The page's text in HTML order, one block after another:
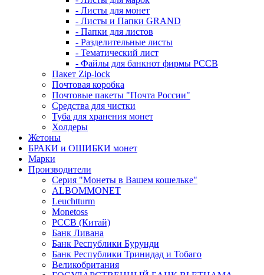
- Листы для монет
- Листы и Папки GRAND
- Папки для листов
- Разделительные листы
- Тематический лист
- Файлы для банкнот фирмы PCCB
Пакет Zip-lock
Почтовая коробка
Почтовые пакеты "Почта России"
Средства для чистки
Туба для хранения монет
Холдеры
Жетоны
БРАКИ и ОШИБКИ монет
Марки
Производители
Серия "Монеты в Вашем кошельке"
ALBOMMONET
Leuchtturm
Monetoss
PCCB (Китай)
Банк Ливана
Банк Республики Бурунди
Банк Республики Тринидад и Тобаго
Великобритания